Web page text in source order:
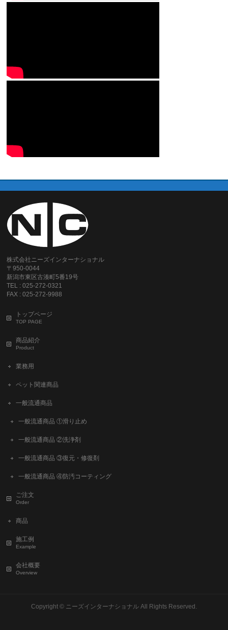
株式会社ニーズインターナショナル
〒950-0044
新潟市東区古湊町5番19号
TEL : 025-272-0321
FAX : 025-272-9988
トップページ
TOP PAGE
商品紹介
Product
業務用
ペット関連商品
一般流通商品
一般流通商品 ①滑り止め
一般流通商品 ②洗浄剤
一般流通商品 ③復元・修復剤
一般流通商品 ④防汚コーティング
ご注文
Order
商品
施工例
Example
会社概要
Overview
Copyright © ニーズインターナショナルAll Rights Reserved.